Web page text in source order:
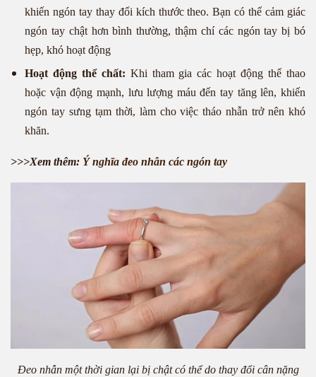
khiến ngón tay thay đổi kích thước theo. Bạn có thể cảm giác
ngón tay chật hơn bình thường, thậm chí các ngón tay bị bó
hẹp, khó hoạt động
Hoạt động thể chất: Khi tham gia các hoạt động thể thao
hoặc vận động mạnh, lưu lượng máu đến tay tăng lên, khiến
ngón tay sưng tạm thời, làm cho việc tháo nhẫn trở nên khó
khăn.
>>>Xem thêm: Ý nghĩa đeo nhẫn các ngón tay
Đeo nhẫn một thời gian lại bị chật có thể do thay đổi cân nặng